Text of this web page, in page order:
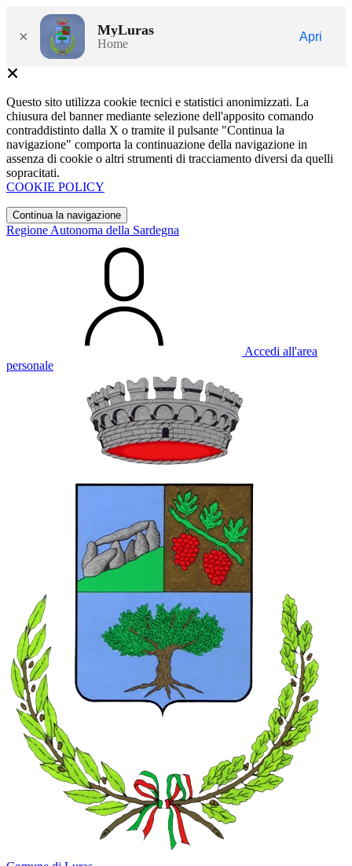
× MyLuras
Home
Apri
Questo sito utilizza cookie tecnici e statistici anonimizzati. La
chiusura del banner mediante selezione dell'apposito comando
contraddistinto dalla X o tramite il pulsante "Continua la
navigazione" comporta la continuazione della navigazione in
assenza di cookie o altri strumenti di tracciamento diversi da quelli
sopracitati.
COOKIE POLICY
Continua la navigazione
Regione Autonoma della Sardegna
Accedi all'area
personale